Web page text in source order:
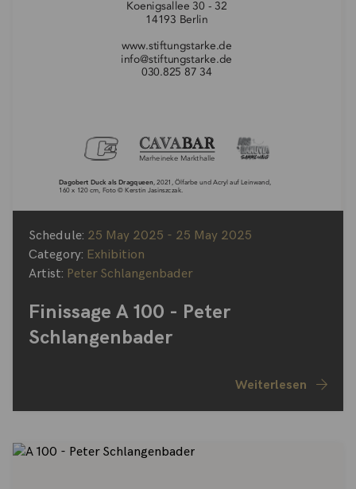
Schedule: 25 May 2025 - 25 May 2025
Category: Exhibition
Artist: Peter Schlangenbader
Finissage A 100 - Peter
Schlangenbader
Weiterlesen